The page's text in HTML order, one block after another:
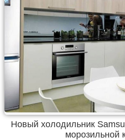
Новый холодильник
морозильной